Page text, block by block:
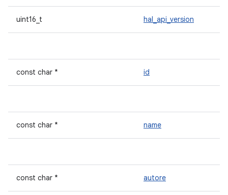
uint16_t hal_api_version
const char * id
const char * name
const char * autore